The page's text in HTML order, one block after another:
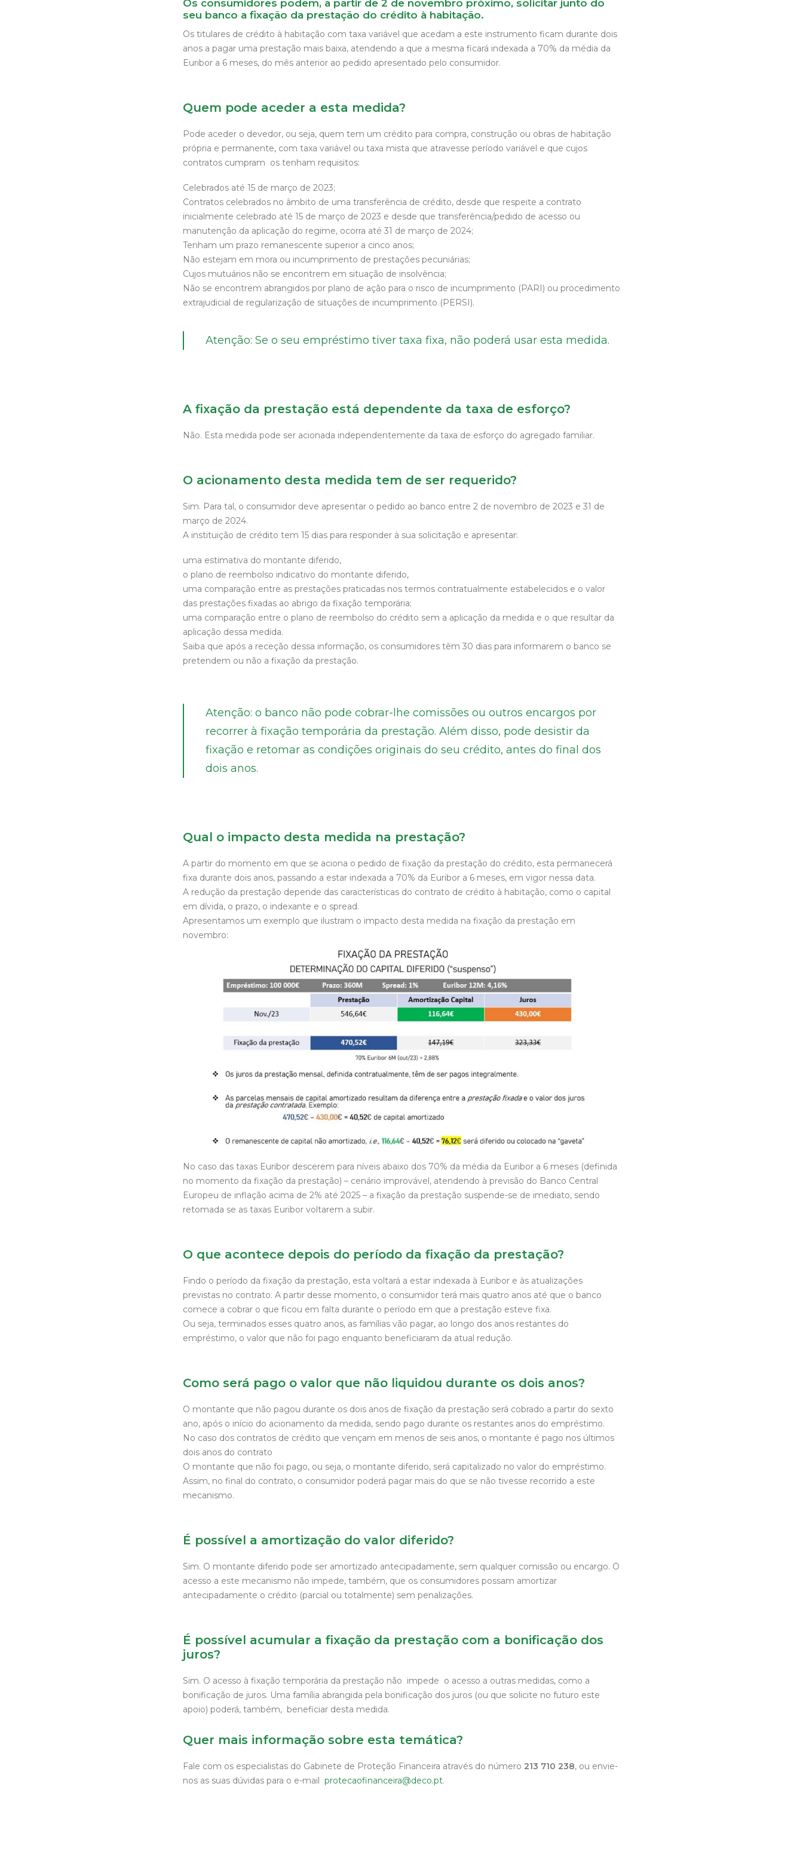
Os consumidores podem, a partir de 2 de novembro próximo, solicitar junto do
seu banco a fixação da prestação do crédito à habitação.
Os titulares de crédito à habitação com taxa variável que acedam a este instrumento ficam durante dois
anos a pagar uma prestação mais baixa, atendendo a que a mesma ficará indexada a 70% da média da
Euribor a 6 meses, do mês anterior ao pedido apresentado pelo consumidor.
Quem pode aceder a esta medida?
Pode aceder o devedor, ou seja, quem tem um crédito para compra, construção ou obras de habitação
própria e permanente, com taxa variável ou taxa mista que atravesse período variável e que cujos
contratos cumpram os tenham requisitos:
Celebrados até 15 de março de 2023;
Contratos celebrados no âmbito de uma transferência de crédito, desde que respeite a contrato
inicialmente celebrado até 15 de março de 2023 e desde que transferência/pedido de acesso ou
manutenção da aplicação do regime, ocorra até 31 de março de 2024;
Tenham um prazo remanescente superior a cinco anos;
Não estejam em mora ou incumprimento de prestações pecuniárias;
Cujos mutuários não se encontrem em situação de insolvência;
Não se encontrem abrangidos por plano de ação para o risco de incumprimento (PARI) ou procedimento
extrajudicial de regularização de situações de incumprimento (PERSI).
Atenção: Se o seu empréstimo tiver taxa fixa, não poderá usar esta medida.
A fixação da prestação está dependente da taxa de esforço?
Não. Esta medida pode ser acionada independentemente da taxa de esforço do agregado familiar.
O acionamento desta medida tem de ser requerido?
Sim. Para tal, o consumidor deve apresentar o pedido ao banco entre 2 de novembro de 2023 e 31 de
março de 2024.
A instituição de crédito tem 15 dias para responder à sua solicitação e apresentar:
uma estimativa do montante diferido,
o plano de reembolso indicativo do montante diferido,
uma comparação entre as prestações praticadas nos termos contratualmente estabelecidos e o valor
das prestações fixadas ao abrigo da fixação temporária;
uma comparação entre o plano de reembolso do crédito sem a aplicação da medida e o que resultar da
aplicação dessa medida.
Saiba que após a receção dessa informação, os consumidores têm 30 dias para informarem o banco se
pretendem ou não a fixação da prestação.
Atenção: o banco não pode cobrar-lhe comissões ou outros encargos por
recorrer à fixação temporária da prestação. Além disso, pode desistir da
fixação e retomar as condições originais do seu crédito, antes do final dos
dois anos.
Qual o impacto desta medida na prestação?
A partir do momento em que se aciona o pedido de fixação da prestação do crédito, esta permanecerá
fixa durante dois anos, passando a estar indexada a 70% da Euribor a 6 meses, em vigor nessa data.
A redução da prestação depende das características do contrato de crédito à habitação, como o capital
em dívida, o prazo, o indexante e o spread.
Apresentamos um exemplo que ilustram o impacto desta medida na fixação da prestação em
novembro:
No caso das taxas Euribor descerem para níveis abaixo dos 70% da média da Euribor a 6 meses (definida
no momento da fixação da prestação) – cenário improvável, atendendo à previsão do Banco Central
Europeu de inflação acima de 2% até 2025 – a fixação da prestação suspende-se de imediato, sendo
retomada se as taxas Euribor voltarem a subir.
O que acontece depois do período da fixação da prestação?
Findo o período da fixação da prestação, esta voltará a estar indexada à Euribor e às atualizações
previstas no contrato. A partir desse momento, o consumidor terá mais quatro anos até que o banco
comece a cobrar o que ficou em falta durante o período em que a prestação esteve fixa.
Ou seja, terminados esses quatro anos, as famílias vão pagar, ao longo dos anos restantes do
empréstimo, o valor que não foi pago enquanto beneficiaram da atual redução.
Como será pago o valor que não liquidou durante os dois anos?
O montante que não pagou durante os dois anos de fixação da prestação será cobrado a partir do sexto
ano, após o início do acionamento da medida, sendo pago durante os restantes anos do empréstimo.
No caso dos contratos de crédito que vençam em menos de seis anos, o montante é pago nos últimos
dois anos do contrato
O montante que não foi pago, ou seja, o montante diferido, será capitalizado no valor do empréstimo.
Assim, no final do contrato, o consumidor poderá pagar mais do que se não tivesse recorrido a este
mecanismo.
É possível a amortização do valor diferido?
Sim. O montante diferido pode ser amortizado antecipadamente, sem qualquer comissão ou encargo. O
acesso a este mecanismo não impede, também, que os consumidores possam amortizar
antecipadamente o crédito (parcial ou totalmente) sem penalizações.
É possível acumular a fixação da prestação com a bonificação dos
juros?
Sim. O acesso à fixação temporária da prestação não impede o acesso a outras medidas, como a
bonificação de juros. Uma família abrangida pela bonificação dos juros (ou que solicite no futuro este
apoio) poderá, também, beneficiar desta medida.
Quer mais informação sobre esta temática?
Fale com os especialistas do Gabinete de Proteção Financeira através do número 213 710 238, ou envie-
nos as suas dúvidas para o e-mail protecaofinanceira@deco.pt.